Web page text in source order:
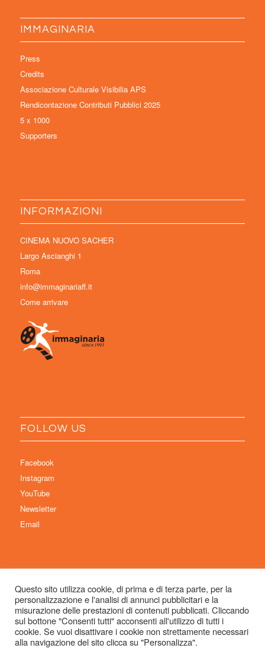
IMMAGINARIA
Press
Credits
Associazione Culturale Visibilia APS
Rendicontazione Contributi Pubblici 2025
5 x 1000
Supporters
INFORMAZIONI
CINEMA NUOVO SACHER
Largo Ascianghi 1
Roma
info@immaginariaff.it
Come arrivare
FOLLOW US
Facebook
Instagram
YouTube
Newsletter
Email
© Copyright 2026 Immaginaria International Film Festival - Un progetto di:
Associazione Culturale Visibilia APS – Sede legale: Studio Commercialista
Dott.ssa Michela Sabattini, via D’Azeglio 71, 40123 Bologna –
Questo sito utilizza cookie, di prima e di terza parte, per la
personalizzazione e l'analisi di annunci pubblicitari e la
misurazione delle prestazioni di contenuti pubblicati. Cliccando
sul bottone "Consenti tutti" acconsenti all'utilizzo di tutti i
cookie. Se vuoi disattivare i cookie non strettamente necessari
alla navigazione del sito clicca su "Personalizza".